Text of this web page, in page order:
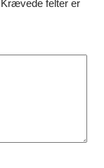
Krævede felter er